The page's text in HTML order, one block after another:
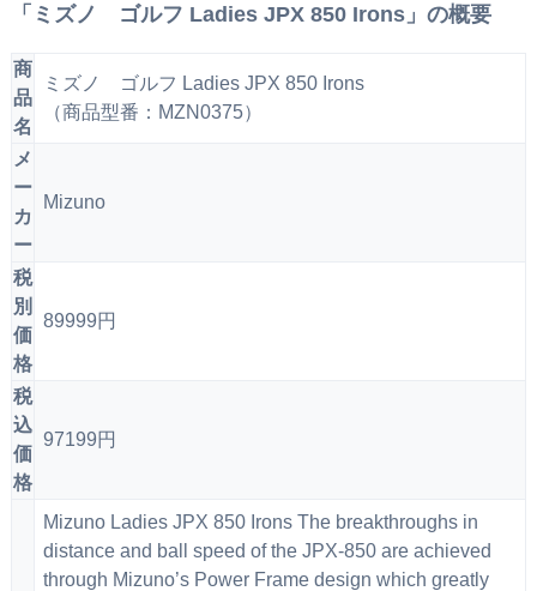
「ミズノ ゴルフ Ladies JPX 850 Irons」の概要
商
品
名
ミズノ ゴルフ Ladies JPX 850 Irons
（商品型番：MZN0375）
メ
ー
カ
ー
Mizuno
税
別
価
格
89999円
税
込
価
格
97199円
Mizuno Ladies JPX 850 Irons The breakthroughs in
distance and ball speed of the JPX-850 are achieved
through Mizuno’s Power Frame design which greatly